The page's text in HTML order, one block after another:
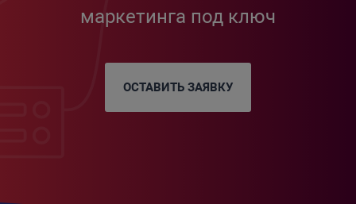
маркетинга под ключ
ОСТАВИТЬ ЗАЯВКУ